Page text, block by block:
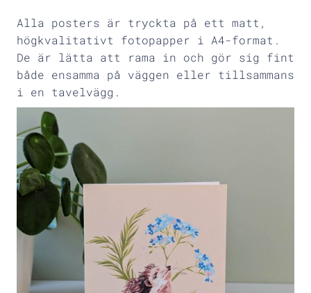
Alla posters är tryckta på ett matt,
högkvalitativt fotopapper i A4-format.
De är lätta att rama in och gör sig fint
både ensamma på väggen eller tillsammans
i en tavelvägg.